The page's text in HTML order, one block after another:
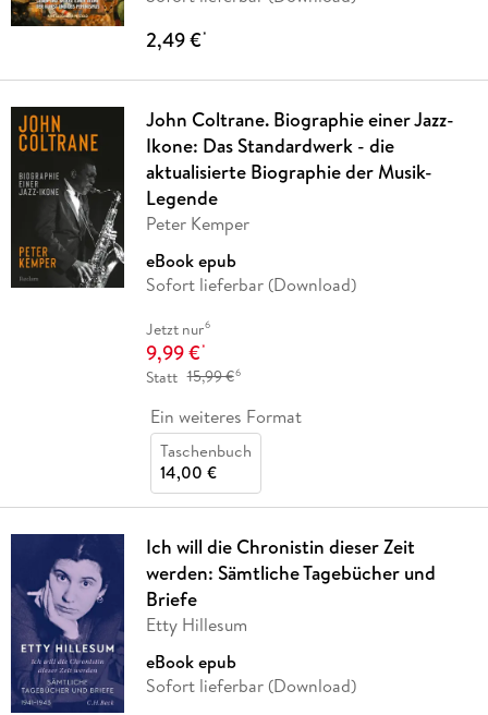
2,49 €*
John Coltrane. Biographie einer Jazz-
Ikone: Das Standardwerk - die
aktualisierte Biographie der Musik-
Legende
Peter Kemper
eBook epub
Sofort lieferbar (Download)
Jetzt nur6
9,99 €*
Statt 15,99 €6
Ein weiteres Format
Taschenbuch
14,00 €
Ich will die Chronistin dieser Zeit
werden: Sämtliche Tagebücher und
Briefe
Etty Hillesum
eBook epub
Sofort lieferbar (Download)